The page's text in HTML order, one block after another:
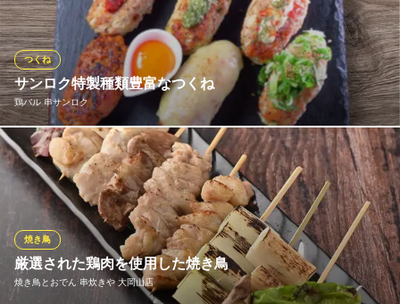
サンロク特製種類豊富なつくね
鶏バル 串サンロク
つくね
人気のつくねがリニューアルしました。やげん軟骨入り鶏ミンチ
を使用した特製つくねを11種類（塩・タレ、バジル・ネギポン
酢・チリマヨ・チーズ、パクチー、月見チーズ、激辛・バジルマ
ヨなど）のお味からお選びいただけます！
※こちらは夜のみのこだわりです。
鶏バル 串サンロク
ワインも美味しい鶏バル
厳選された鶏肉を使用した焼き鳥
焼き鳥とおでん 串炊きや 大岡山店
焼き鳥